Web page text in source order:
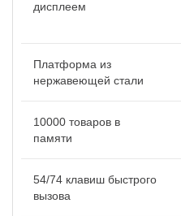
дисплеем
Платформа из
нержавеющей стали
10000 товаров в
памяти
54/74 клавиш быстрого
вызова